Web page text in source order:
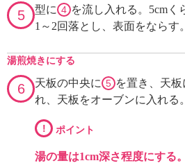
5 型に 4 を流し入れる。5cmく
1～2回落とし、表面をならす。
湯煎焼きにする
6 天板の中央に 5 を置き、天
れ、天板をオーブンに入れる。
! ポイント
湯の量は1cm深さ程度にする。